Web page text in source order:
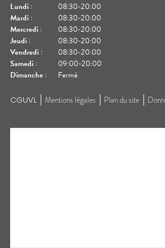
Lundi :
08:30-20:00
Mardi :
08:30-20:00
Mercredi :
08:30-20:00
Jeudi :
08:30-20:00
Vendredi :
08:30-20:00
Samedi :
09:00-20:00
Dimanche : Fermé
CGUVL Mentions légales Plan du site